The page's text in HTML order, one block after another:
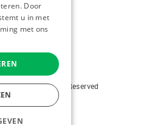
All Rights Reserved
by conversal
ENGLISH
Door
u in met
met ons